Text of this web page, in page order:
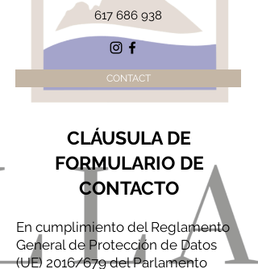
CONTACT
617 686 938
CLÁUSULA DE
FORMULARIO DE
CONTACTO
En cumplimiento del Reglamento
General de Protección de Datos
(UE) 2016/679 del Parlamento